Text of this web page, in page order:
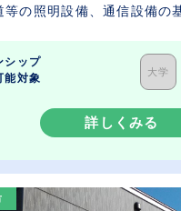
等の照明設備、通信設備の
シップ
能対象
大学
詳しくみる